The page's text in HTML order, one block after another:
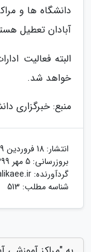
آبادان تعطیل
البته فعالیت
خواهد شد.
منبع: خبرگزاری
انتشار: 18 فروردین 1399
بروزرسانی: 5 مهر 1399
گردآورنده:
شناسه مطلب: 513